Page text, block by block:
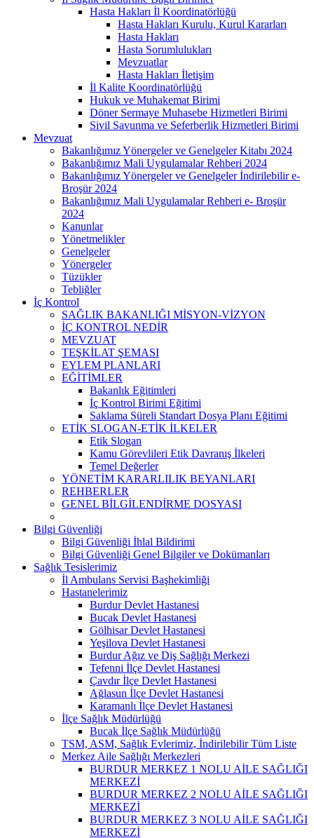
Hasta Hakları İl Koordinatörlüğü
Hasta Hakları Kurulu, Kurul Kararları
Hasta Hakları
Hasta Sorumlulukları
Mevzuatlar
Hasta Hakları İletişim
İl Kalite Koordinatörlüğü
Hukuk ve Muhakemat Birimi
Döner Sermaye Muhasebe Hizmetleri Birimi
Sivil Savunma ve Seferberlik Hizmetleri Birimi
Mevzuat
Bakanlığımız Yönergeler ve Genelgeler Kitabı 2024
Bakanlığımız Mali Uygulamalar Rehberi 2024
Bakanlığımız Yönergeler ve Genelgeler İndirilebilir e-
Broşür 2024
Bakanlığımız Mali Uygulamalar Rehberi e- Broşür
2024
Kanunlar
Yönetmelikler
Genelgeler
Yönergeler
Tüzükler
Tebliğler
İç Kontrol
SAĞLIK BAKANLIĞI MİSYON-VİZYON
İÇ KONTROL NEDİR
MEVZUAT
TEŞKİLAT ŞEMASI
EYLEM PLANLARI
EĞİTİMLER
Bakanlık Eğitimleri
İç Kontrol Birimi Eğitimi
Saklama Süreli Standart Dosya Planı Eğitimi
ETİK SLOGAN-ETİK İLKELER
Etik Slogan
Kamu Görevlileri Etik Davranış İlkeleri
Temel Değerler
YÖNETİM KARARLILIK BEYANLARI
REHBERLER
GENEL BİLGİLENDİRME DOSYASI
Bilgi Güvenliği
Bilgi Güvenliği İhlal Bildirimi
Bilgi Güvenliği Genel Bilgiler ve Dokümanları
Sağlık Tesislerimiz
İl Ambulans Servisi Başhekimliği
Hastanelerimiz
Burdur Devlet Hastanesi
Bucak Devlet Hastanesi
Gölhisar Devlet Hastanesi
Yeşilova Devlet Hastanesi
Burdur Ağız ve Diş Sağlığı Merkezi
Tefenni İlçe Devlet Hastanesi
Çavdır İlçe Devlet Hastanesi
Ağlasun İlçe Devlet Hastanesi
Karamanlı İlçe Devlet Hastanesi
İlçe Sağlık Müdürlüğü
Bucak İlçe Sağlık Müdürlüğü
TSM, ASM, Sağlık Evlerimiz, İndirilebilir Tüm Liste
Merkez Aile Sağlığı Merkezleri
BURDUR MERKEZ 1 NOLU AİLE SAĞLIĞI
MERKEZİ
BURDUR MERKEZ 2 NOLU AİLE SAĞLIĞI
MERKEZİ
BURDUR MERKEZ 3 NOLU AİLE SAĞLIĞI
MERKEZİ